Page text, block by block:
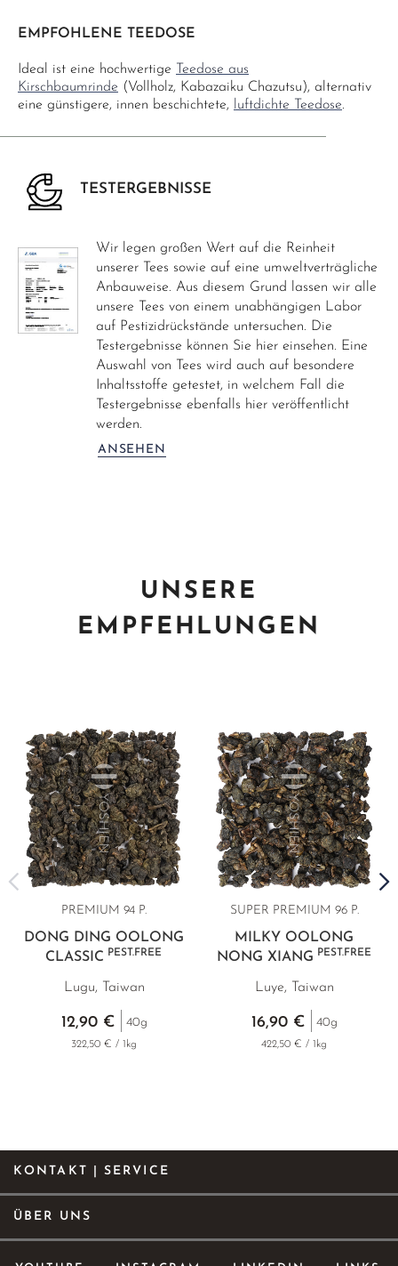
EMPFOHLENE TEEDOSE
Ideal ist eine hochwertige
Teedose aus
Kirschbaumrinde (Vollholz, Kabazaiku Chazutsu), alternativ
eine günstigere, innen beschichtete,
luftdichte Teedose.
TESTERGEBNISSE
Wir legen großen Wert auf die Reinheit
unserer Tees sowie auf eine umweltverträgliche
Anbauweise. Aus diesem Grund lassen wir alle
unsere Tees von einem unabhängigen Labor
auf Pestizidrückstände untersuchen. Die
Testergebnisse können Sie hier einsehen. Eine
Auswahl von Tees wird auch auf besondere
Inhaltsstoffe getestet, in welchem Fall die
Testergebnisse ebenfalls hier veröffentlicht
werden.
ANSEHEN
UNSERE
EMPFEHLUNGEN
PREMIUM 94 P.
DONG DING OOLONG
CLASSIC PEST.FREE
Lugu, Taiwan
12,90 € 40g
322,50 € / 1kg
SUPER PREMIUM 96 P.
MILKY OOLONG
NONG XIANG PEST.FREE
Luye, Taiwan
16,90 € 40g
422,50 € / 1kg
KONTAKT | SERVICE
ÜBER UNS